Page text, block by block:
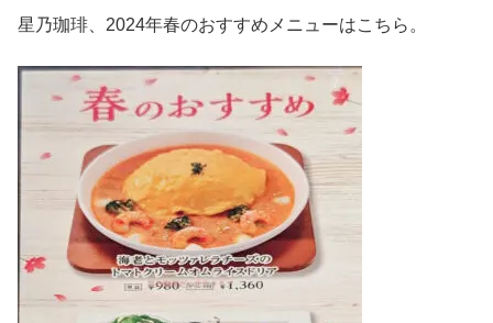
星乃珈琲、2024年春のおすすめメニューはこちら。